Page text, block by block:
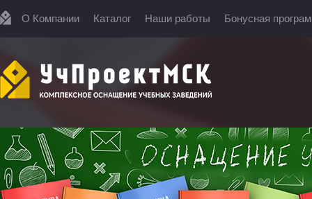
О Компании Каталог Наши работы Бонусная